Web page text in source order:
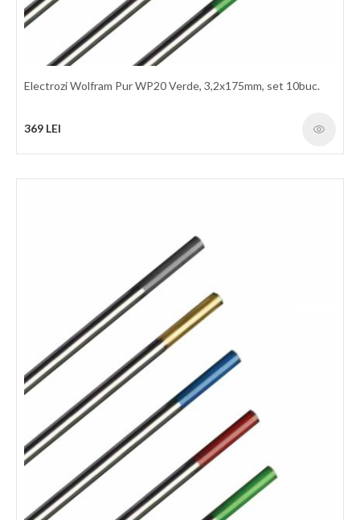
Electrozi Wolfram Pur WP20 Verde, 2,4x175mm, set 10buc.
Electrozi din wolfram pur 99.97% Diametru: 2.4 mm
Caracteristici: sudare aliaje aluminiu, magneziu si nichel;
stabilitate a arcului de sudura, amorsare buna; ​curent alternativ;
simbol codificare WP, culoare verde.
199 LEI
Electrozi Wolfram Pur WP20 Verde, 3,2x175mm, set 10buc.
369 LEI